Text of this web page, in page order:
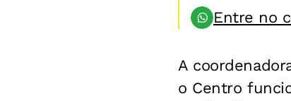
Entre no
A
o Centro